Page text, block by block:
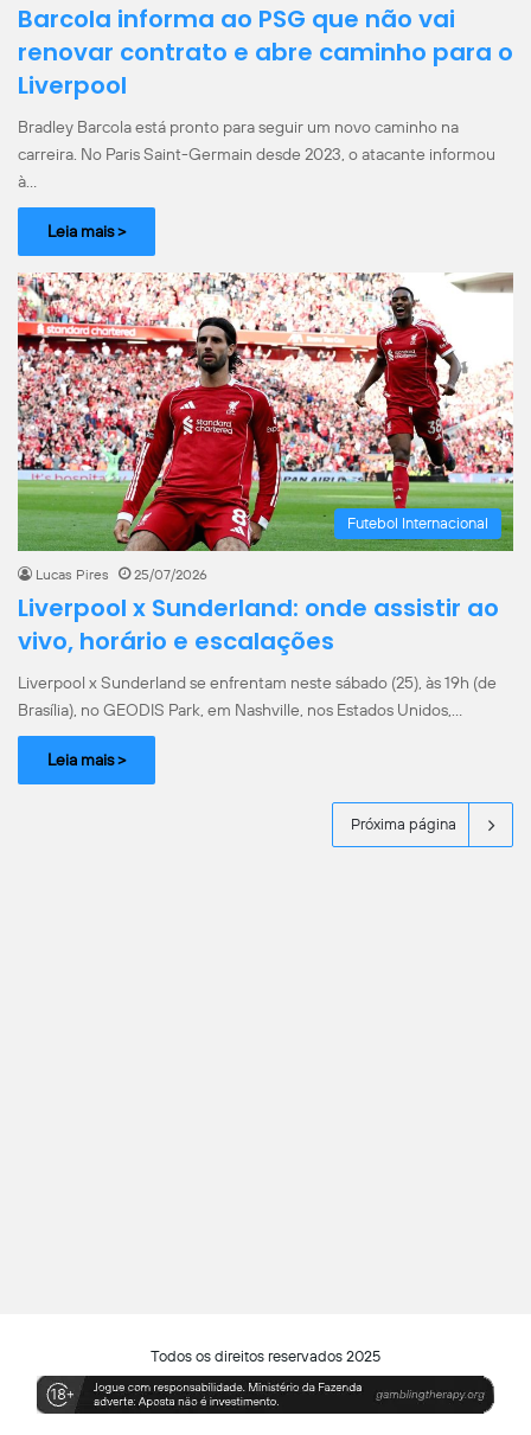
Barcola informa ao PSG que não vai
renovar contrato e abre caminho para o
Liverpool
Bradley Barcola está pronto para seguir um novo caminho na
carreira. No Paris Saint-Germain desde 2023, o atacante informou
à…
Leia mais >
Futebol Internacional
Lucas Pires 25/07/2026
Liverpool x Sunderland: onde assistir ao
vivo, horário e escalações
Liverpool x Sunderland se enfrentam neste sábado (25), às 19h (de
Brasília), no GEODIS Park, em Nashville, nos Estados Unidos,…
Leia mais >
Próxima página
Todos os direitos reservados 2025